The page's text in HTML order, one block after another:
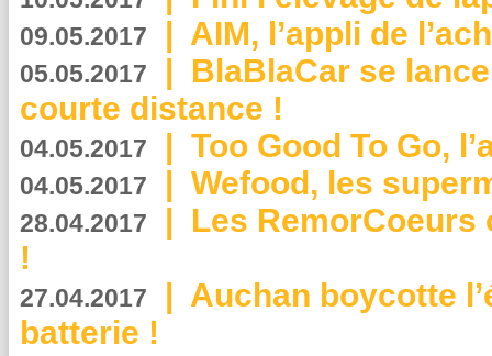
09.05.2017 | AIM, l’appli de
05.05.2017 | BlaBlaCar se
courte distance !
04.05.2017 | Too Good To Go,
04.05.2017 | Wefood, les
28.04.2017 | Les RemorCoeurs
!
27.04.2017 | Auchan boycotte
batterie !